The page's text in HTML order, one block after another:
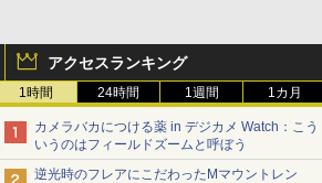
アクセスランキング
1時間 24時間 1週間 1カ月
カメラバカにつける薬 in デジカメ Watch：こう
いうのはフィールドズームと呼ぼう
逆光時のフレアにこだわったMマウントレン